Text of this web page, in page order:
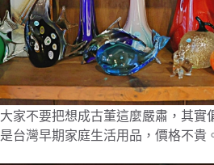
大家不要把想成古董這麼嚴肅，其實
是台灣早期家庭生活用品，價格不貴